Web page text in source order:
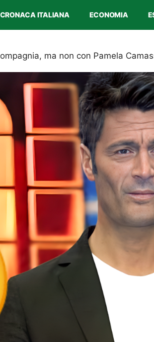
CRONACA ITALIANA ECONOMIA
ma non con Pamela